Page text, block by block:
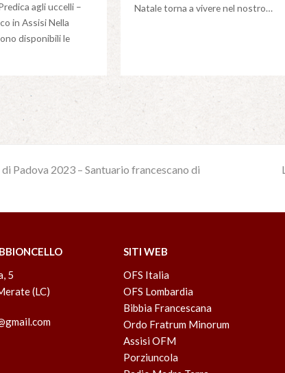
agli uccelli –
in Assisi Nella
disponibili le
Natale torna a vivere nel nostro…
di Padova 2023 – Santuario francescano di
5
(LC)
SITI WEB
OFS Italia
OFS Lombardia
Bibbia Francescana
Ordo Fratrum Minorum
Assisi OFM
Porziuncola